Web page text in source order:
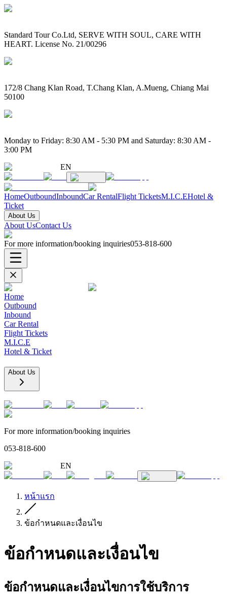
Standard Tour Co.Ltd, SERVE WITH SOUL, CARE WITH
HEART. License No. 21/00296
172/8 Chang Klan Road, T.Chang Klan, A.Mueng, Chiang Mai
50100
Monday to Friday: 8:30 AM - 5:30 PM and Saturday: 8:30 AM -
3:00 PM
EN
HomeOutboundInboundCar RentalFlight TicketsM.I.C.EHotel &
Ticket
About Us
About UsContact Us
For more information/booking inquiries053-818-600
Home
Outbound
Inbound
Car Rental
Flight Tickets
M.I.C.E
Hotel & Ticket
About Us
For more information/booking inquiries
053-818-600
EN
หน้าแรก
ข้อกำหนดและเงื่อนไข
ข้อกำหนดและเงื่อนไข
ข้อกําหนดและเงื่อนไขการใช้บริการ